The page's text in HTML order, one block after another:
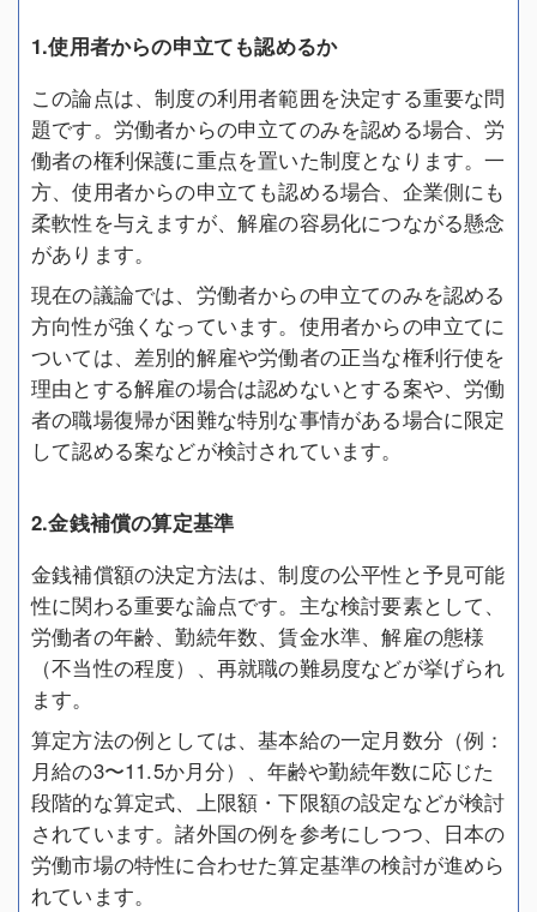
1.使用者からの申立ても認めるか
この論点は、制度の利用者範囲を決定する重要な問
題です。労働者からの申立てのみを認める場合、労
働者の権利保護に重点を置いた制度となります。一
方、使用者からの申立ても認める場合、企業側にも
柔軟性を与えますが、解雇の容易化につながる懸念
があります。
現在の議論では、労働者からの申立てのみを認める
方向性が強くなっています。使用者からの申立てに
ついては、差別的解雇や労働者の正当な権利行使を
理由とする解雇の場合は認めないとする案や、労働
者の職場復帰が困難な特別な事情がある場合に限定
して認める案などが検討されています。
2.金銭補償の算定基準
金銭補償額の決定方法は、制度の公平性と予見可能
性に関わる重要な論点です。主な検討要素として、
労働者の年齢、勤続年数、賃金水準、解雇の態様
（不当性の程度）、再就職の難易度などが挙げられ
ます。
算定方法の例としては、基本給の一定月数分（例：
月給の3〜11.5か月分）、年齢や勤続年数に応じた
段階的な算定式、上限額・下限額の設定などが検討
されています。諸外国の例を参考にしつつ、日本の
労働市場の特性に合わせた算定基準の検討が進めら
れています。